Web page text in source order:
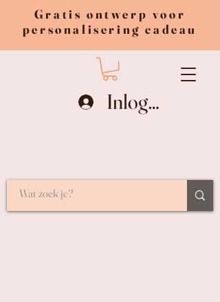
Gratis ontwerp voor
personalisering cadeau
Inloggen